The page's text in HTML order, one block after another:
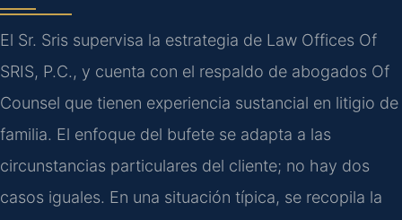
El Sr. Sris supervisa la estrategia de Law Offices Of
SRIS, P.C., y cuenta con el respaldo de abogados Of
Counsel que tienen experiencia sustancial en litigio de
familia. El enfoque del bufete se adapta a las
circunstancias particulares del cliente; no hay dos
casos iguales. En una situación típica, se recopila la